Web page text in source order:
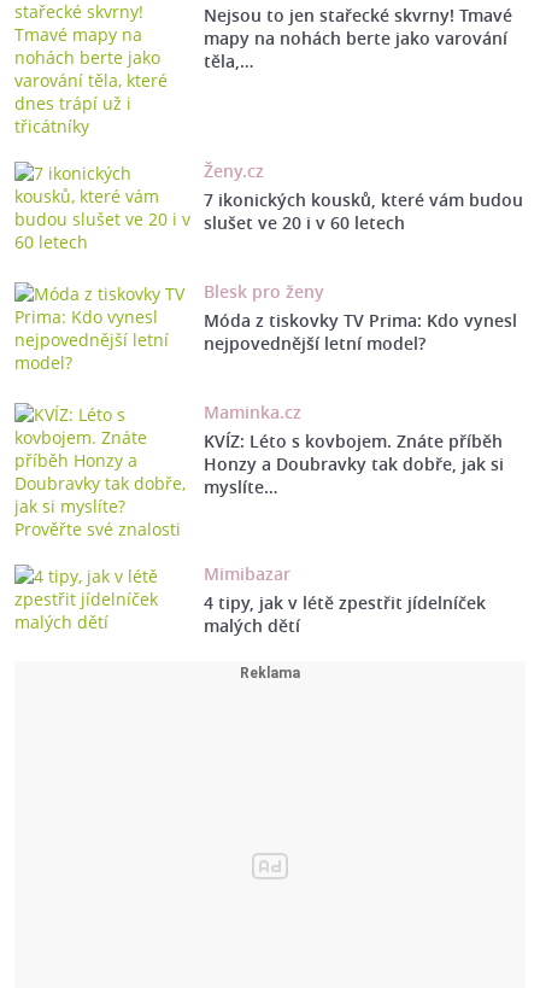
Nejsou to jen stařecké skvrny! Tmavé
mapy na nohách berte jako varování
těla,…
Ženy.cz
7 ikonických kousků, které vám budou
slušet ve 20 i v 60 letech
Blesk pro ženy
Móda z tiskovky TV Prima: Kdo vynesl
nejpovednější letní model?
Maminka.cz
KVÍZ: Léto s kovbojem. Znáte příběh
Honzy a Doubravky tak dobře, jak si
myslíte…
Mimibazar
4 tipy, jak v létě zpestřit jídelníček
malých dětí